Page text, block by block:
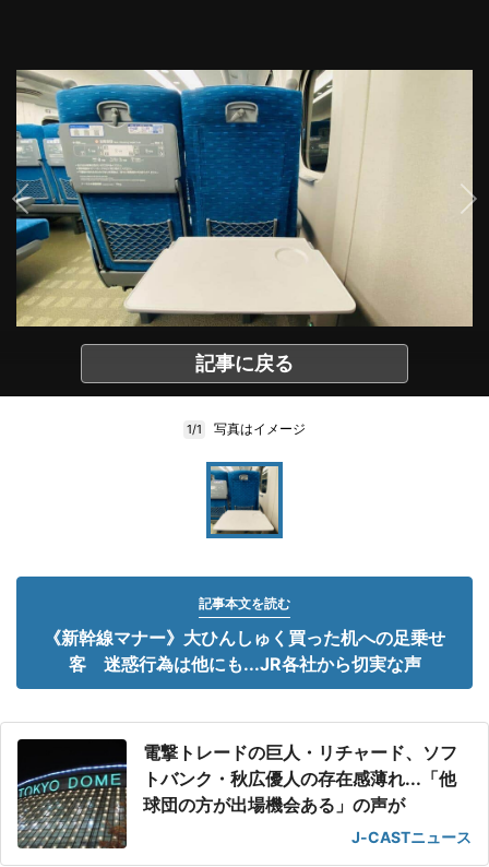
記事に戻る
1/1 写真はイメージ
記事本文を読む
《新幹線マナー》大ひんしゅく買った机への足乗せ
客 迷惑行為は他にも...JR各社から切実な声
電撃トレードの巨人・リチャード、ソフ
トバンク・秋広優人の存在感薄れ...「他
球団の方が出場機会ある」の声が
J-CASTニュース